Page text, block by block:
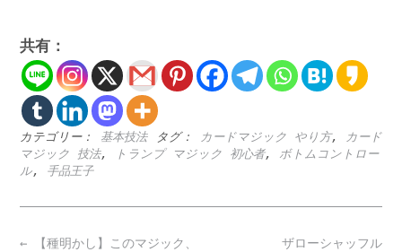
共有：
カテゴリー： 基本技法 タグ： カードマジック やり方,
カード
マジック 技法, トランプ マジック 初心者, ボトムコントロー
ル, 手品王子
Post
ザローシャッフル
← 【種明かし】このマジック、